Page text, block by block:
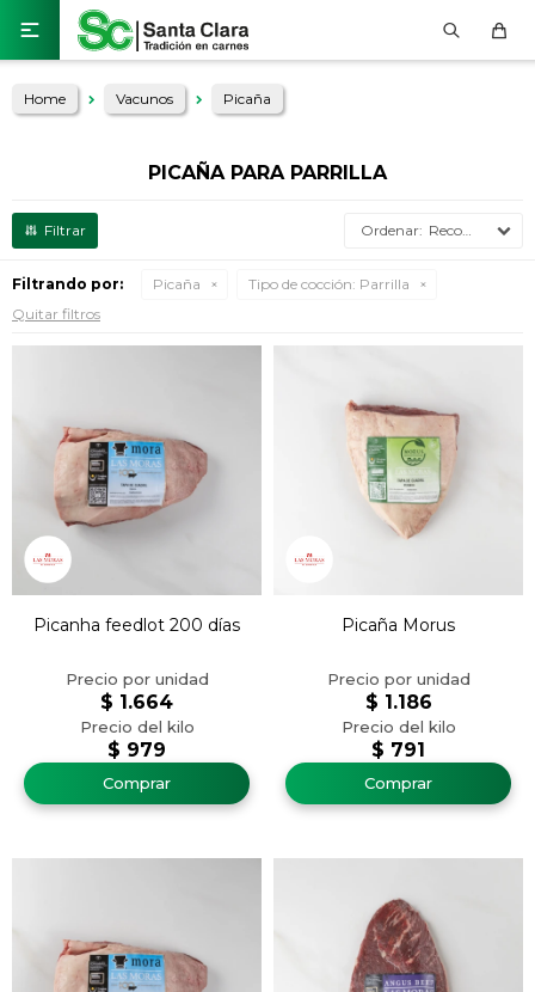

Home Vacunos Picaña
PICAÑA PARA PARRILLA
Recomendados
Filtrando por: Picaña Tipo de cocción: Parrilla
Quitar filtros
Picanha feedlot 200 días
$ 979
$ 1.664
Picaña Morus
$ 791
$ 1.186